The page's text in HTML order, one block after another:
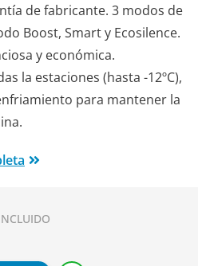
de fabricante. 3 modos de
Boost, Smart y Ecosilence.
y económica.
la estaciones (hasta -12ºC),
para mantener la